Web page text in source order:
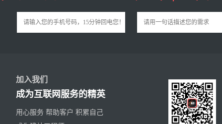
加入我们
成为互联网服务的精英
用心服务 帮助客户 积累自己